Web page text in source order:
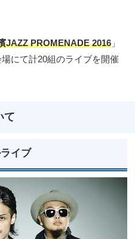
JAZZ PROMENADE 2016 」
にて計20組のライブを開催
て
イブ